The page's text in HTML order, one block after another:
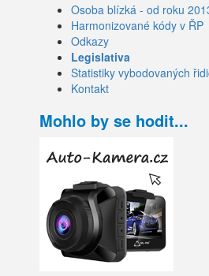
Osoba blízká - od roku
Harmonizované kódy v ŘP
Odkazy
Legislativa
Statistiky vybodovaných
Kontakt
Mohlo by se hodit...